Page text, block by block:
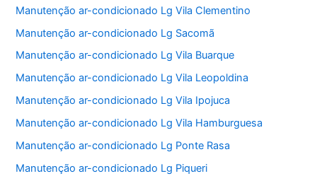
Manutenção ar-condicionado Lg Vila Clementino
Manutenção ar-condicionado Lg Sacomã
Manutenção ar-condicionado Lg Vila Buarque
Manutenção ar-condicionado Lg Vila Leopoldina
Manutenção ar-condicionado Lg Vila Ipojuca
Manutenção ar-condicionado Lg Vila Hamburguesa
Manutenção ar-condicionado Lg Ponte Rasa
Manutenção ar-condicionado Lg Piqueri